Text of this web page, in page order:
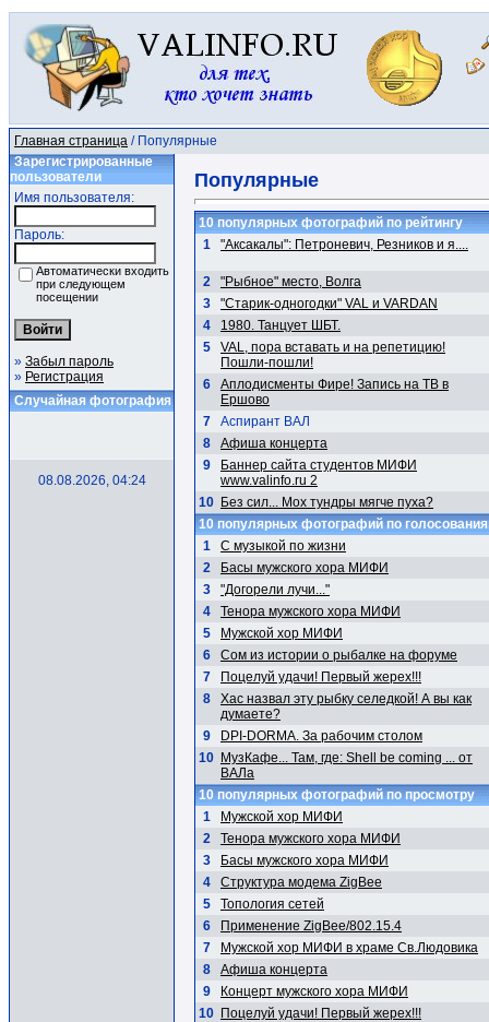
Главная страница / Популярные
Зарегистрированные
пользователи
Имя пользователя:
Пароль:
Автоматически входить
при следующем
посещении
» Забыл пароль
» Регистрация
Случайная фотография
08.08.2026, 04:24
Популярные
10 популярных фотографий по рейтингу
1
"Аксакалы": Петроневич, Резников и я....
2
"Рыбное" место, Волга
3
"Старик-одногодки" VAL и VARDAN
4
1980. Танцует ШБТ.
5
VAL, пора вставать и на репетицию!
Пошли-пошли!
6
Аплодисменты Фире! Запись на ТВ в
Ершово
7
Аспирант ВАЛ
8
Афиша концерта
9
Баннер сайта студентов МИФИ
www.valinfo.ru 2
10 Без сил... Мох тундры мягче пуха?
10 популярных фотографий по
1
С музыкой по жизни
2
Басы мужского хора МИФИ
3
"Догорели лучи..."
4
Тенора мужского хора МИФИ
5
Мужской хор МИФИ
6
Сом из истории о рыбалке на форуме
7
Поцелуй удачи! Первый жерех!!!
8
Хас назвал эту рыбку селедкой! А вы как
думаете?
9
DPI-DORMA. За рабочим столом
10 МузКафе... Там, где: Shell be coming ... от
ВАЛа
10 популярных фотографий по просмотру
1
Мужской хор МИФИ
2
Тенора мужского хора МИФИ
3
Басы мужского хора МИФИ
4
Структура модема ZigBee
5
Топология сетей
6
Применение ZigBee/802.15.4
7
Мужской хор МИФИ в храме Св.Людовика
8
Афиша концерта
9
Концерт мужского хора МИФИ
10 Поцелуй удачи! Первый жерех!!!